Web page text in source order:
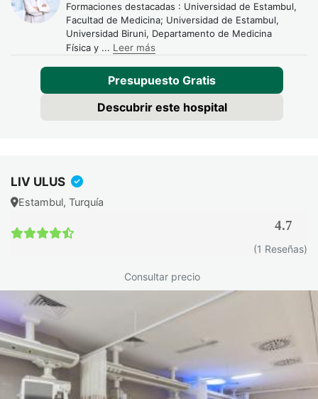
Formaciones destacadas : Universidad de Estambul,
Facultad de Medicina; Universidad de Estambul,
Universidad Biruni, Departamento de Medicina
Física y ... Leer más
Presupuesto Gratis
Descubrir este hospital
LIV ULUS
Estambul, Turquía
4.7
(1 Reseñas)
Consultar precio